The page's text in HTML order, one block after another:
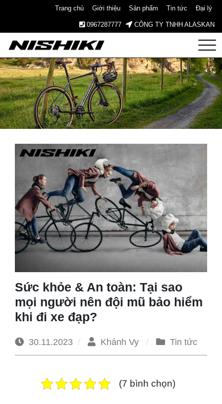
Trang chủ Giới thiệu Sản phẩm Tin tức Đại lý
0967287777 CÔNG TY TNHH ALASKAN
Nishiki
– Xe
Đạp
Nhật
Bản –
Since
1965
Sức khỏe & An toàn: Tại sao
mọi người nên đội mũ bảo hiểm
khi đi xe đạp?
30.11.2023 Khánh Vy Tin tức
(7 bình chọn)